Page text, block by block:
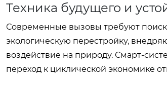
Техника будущего и
Современные вызовы требуют
экологическую перестройку,
воздействие на природу. Смарт-
переход к циклической экономике